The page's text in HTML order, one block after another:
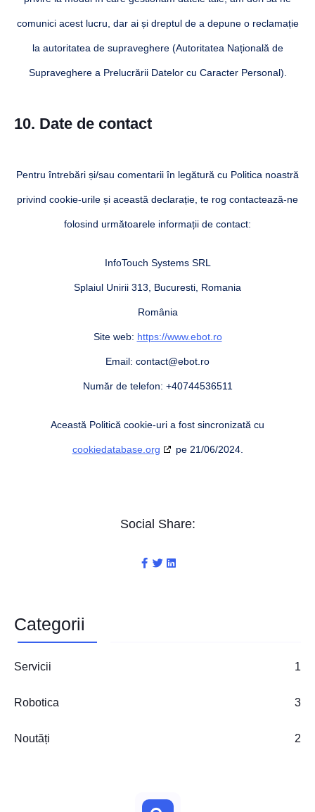
comunici acest lucru, dar ai și dreptul de a depune o reclamație
la autoritatea de supraveghere (Autoritatea Națională de
Supraveghere a Prelucrării Datelor cu Caracter Personal).
10. Date de contact
Pentru întrebări și/sau comentarii în legătură cu Politica noastră
privind cookie-urile și această declarație, te rog contactează-ne
folosind următoarele informații de contact:
InfoTouch Systems SRL
Splaiul Unirii 313, Bucuresti, Romania
România
Site web: https://www.ebot.ro
Email: contact@ebot.ro
Număr de telefon: +40744536511
Această Politică cookie-uri a fost sincronizată cu
cookiedatabase.org pe 21/06/2024.
Social Share:
Categorii
Servicii 1
Robotica 3
Noutăți 2
Search